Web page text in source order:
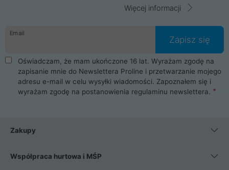
Więcej informacji
Email
Zapisz się
Oświadczam, że mam ukończone 16 lat. Wyrażam zgodę na
zapisanie mnie do Newslettera Proline i przetwarzanie mojego
adresu e-mail w celu wysyłki wiadomości. Zapoznałem się i
wyrażam zgodę na postanowienia regulaminu newslettera.
Zakupy
Współpraca hurtowa i MŚP